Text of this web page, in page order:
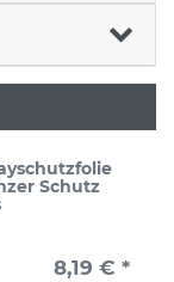
Schutz
8,19 € *